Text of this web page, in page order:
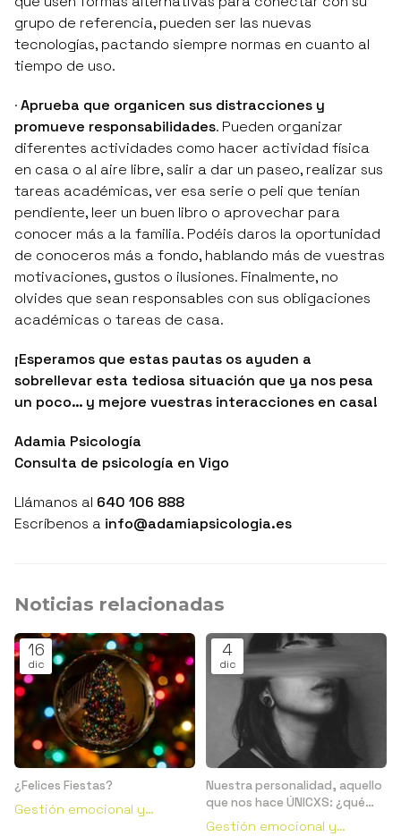
grupo de referencia, pueden ser las nuevas
tecnologías, pactando siempre normas en cuanto al
tiempo de uso.
·Aprueba que organicen sus distracciones y
promueve responsabilidades. Pueden organizar
diferentes actividades como hacer actividad física
en casa o al aire libre, salir a dar un paseo, realizar sus
tareas académicas, ver esa serie o peli que tenían
pendiente, leer un buen libro o aprovechar para
conocer más a la familia. Podéis daros la oportunidad
de conoceros más a fondo, hablando más de vuestras
motivaciones, gustos o ilusiones. Finalmente, no
olvides que sean responsables con sus obligaciones
académicas o tareas de casa.
¡Esperamos que estas pautas os ayuden a
sobrellevar esta tediosa situación que ya nos pesa
un poco… y mejore vuestras interacciones en casa!
Adamia Psicología
Consulta de psicología en Vigo
Llámanos al 640 106 888
Escríbenos a info@adamiapsicologia.es
Noticias relacionadas
16
dic
¿Felices Fiestas?
Gestión emocional y
4
dic
Nuestra personalidad, aquello
que nos hace ÚNICXS: ¿qué
es?
Gestión emocional y